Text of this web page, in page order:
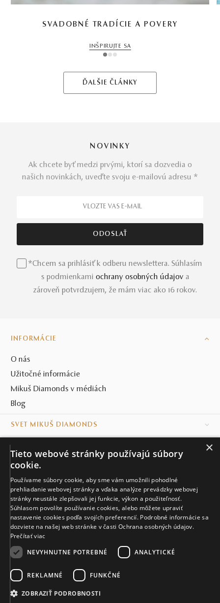
SVADOBNÉ TRADÍCIE A POVERY
INŠPIRUJTE SA
1 2 3
ĎALŠIE ČLÁNKY
NOVINKY
Ak chcete byť medzi prvými, ktorí sa dozvedia o
našich novinkách, uveďte svoju e-mailovú adresu *
*Chcem sa prihlásiť k odberu newslettera. Súhlasím
s podmienkami ochrany osobných údajov a
zároveň potvrdzujem, že mám viac ako 16 rokov.
INFORMÁCIE
O nás
Užitočné informácie
Mikuš Diamonds v médiách
Blog
SVET MIKUŠ DIAMONDS
KONTAKT
Naše klenotníctva
Sídlo spoločnosti
© MIKUŠ DIAMONDS, A.S. 2026. VŠETKY PRÁVA VYHRADENÉ.
×
Tieto webové stránky používajú súbory
cookie.
Používame súbory cookie, aby sme vám umožnili pohodlné
prehliadanie webovej stránky a vďaka analýze prevádzky webovej
stránky neustále zlepšovali jej funkcie, výkon a použiteľnosť.
Súhlasom povolíte používanie cookies, alebo môžete upraviť
nastavenie cookies podľa svojích preferencií. Podrobné informácie sa
dozviete na našej web stránke v časti Ochrana osobných údajov.
Prečítať viac
NEVYHNUTNE POTREBNÉ
ANALYTICKÉ
REKLAMNÉ FUNKČNÉ
ZOBRAZIŤ PODROBNOSTI